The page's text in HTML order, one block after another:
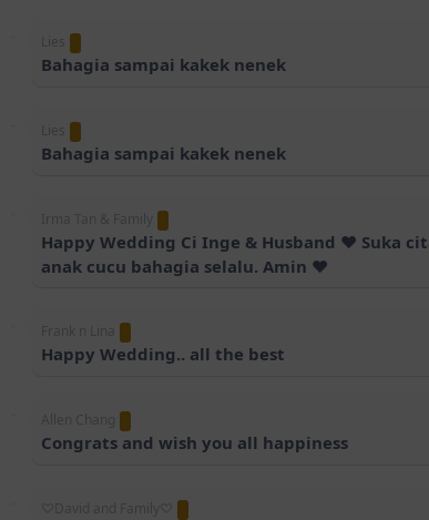
Lies
Bahagia sampai kakek nenek
Lies
Bahagia sampai kakek nenek
Irma Tan & Family
Happy Wedding Ci Inge & Husband ❤️ Suka
anak cucu bahagia selalu. Amin ❤️
Frank n Lina
Happy Wedding.. all the best
Allen Chang
Congrats and wish you all happiness
♡David and Family♡